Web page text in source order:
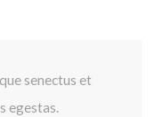
senectus et
egestas.